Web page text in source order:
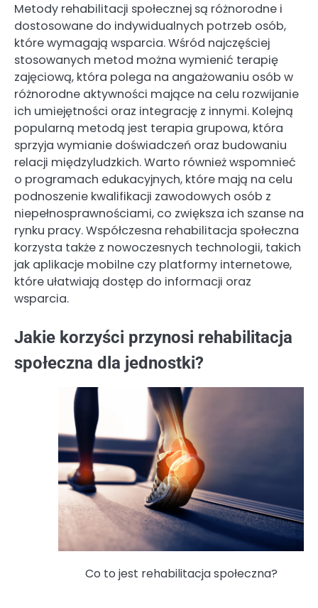
Metody rehabilitacji społecznej są różnorodne i
dostosowane do indywidualnych potrzeb osób,
które wymagają wsparcia. Wśród najczęściej
stosowanych metod można wymienić terapię
zajęciową, która polega na angażowaniu osób w
różnorodne aktywności mające na celu rozwijanie
ich umiejętności oraz integrację z innymi. Kolejną
popularną metodą jest terapia grupowa, która
sprzyja wymianie doświadczeń oraz budowaniu
relacji międzyludzkich. Warto również wspomnieć
o programach edukacyjnych, które mają na celu
podnoszenie kwalifikacji zawodowych osób z
niepełnosprawnościami, co zwiększa ich szanse na
rynku pracy. Współczesna rehabilitacja społeczna
korzysta także z nowoczesnych technologii, takich
jak aplikacje mobilne czy platformy internetowe,
które ułatwiają dostęp do informacji oraz
wsparcia.
Jakie korzyści przynosi rehabilitacja
społeczna dla jednostki?
Co to jest rehabilitacja społeczna?